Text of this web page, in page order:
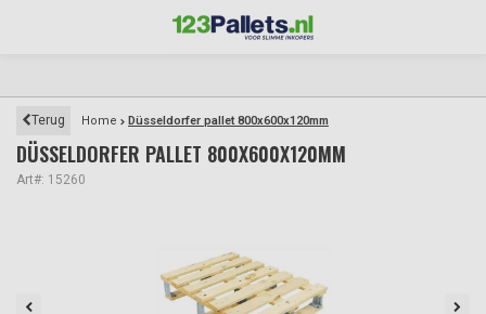
Terug Home Düsseldorfer pallet 800x600x120mm
DÜSSELDORFER PALLET 800X600X120MM
Art#: 15260